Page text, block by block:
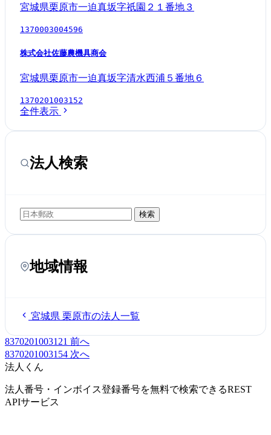
宮城県栗原市一迫真坂字祇園２１番地３
1370003004596
株式会社佐藤農機具商会
宮城県栗原市一迫真坂字清水西浦５番地６
1370201003152
全件表示
法人検索
検索
地域情報
宮城県 栗原市の法人一覧
8370201003121 前へ
8370201003154 次へ
法人くん
法人番号・インボイス登録番号を無料で検索できるREST
APIサービス